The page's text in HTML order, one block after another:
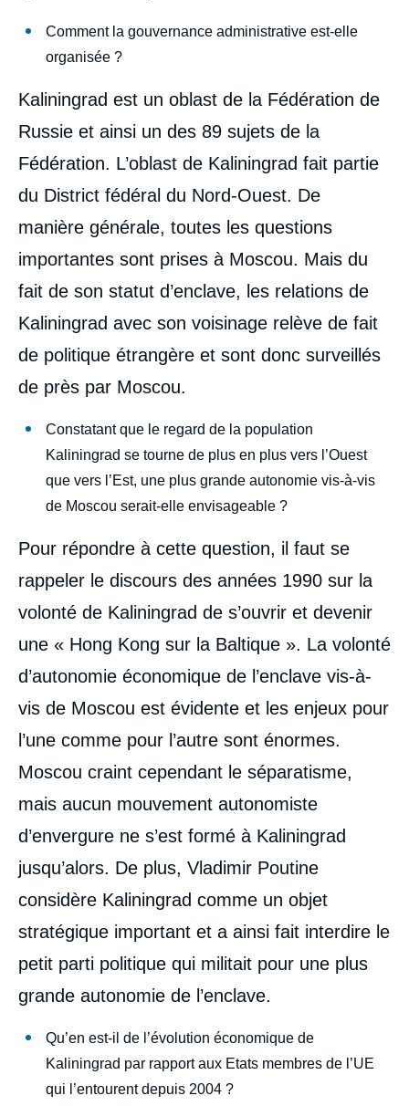
Comment la gouvernance administrative est-elle
organisée ?
Kaliningrad est un oblast de la Fédération de
Russie et ainsi un des 89 sujets de la
Fédération. L’oblast de Kaliningrad fait partie
du District fédéral du Nord-Ouest. De
manière générale, toutes les questions
importantes sont prises à Moscou. Mais du
fait de son statut d’enclave, les relations de
Kaliningrad avec son voisinage relève de fait
de politique étrangère et sont donc surveillés
de près par Moscou.
Constatant que le regard de la population
Kaliningrad se tourne de plus en plus vers l’Ouest
que vers l’Est, une plus grande autonomie vis-à-vis
de Moscou serait-elle envisageable ?
Pour répondre à cette question, il faut se
rappeler le discours des années 1990 sur la
volonté de Kaliningrad de s’ouvrir et devenir
une « Hong Kong sur la Baltique ». La volonté
d’autonomie économique de l’enclave vis-à-
vis de Moscou est évidente et les enjeux pour
l’une comme pour l’autre sont énormes.
Moscou craint cependant le séparatisme,
mais aucun mouvement autonomiste
d’envergure ne s’est formé à Kaliningrad
jusqu’alors. De plus, Vladimir Poutine
considère Kaliningrad comme un objet
stratégique important et a ainsi fait interdire le
petit parti politique qui militait pour une plus
grande autonomie de l’enclave.
Qu’en est-il de l’évolution économique de
Kaliningrad par rapport aux Etats membres de l’UE
qui l’entourent depuis 2004 ?
Frank TETART, « Kaliningrad, arme
diplomatique de la Russie ? », Éditoriaux,
Copier